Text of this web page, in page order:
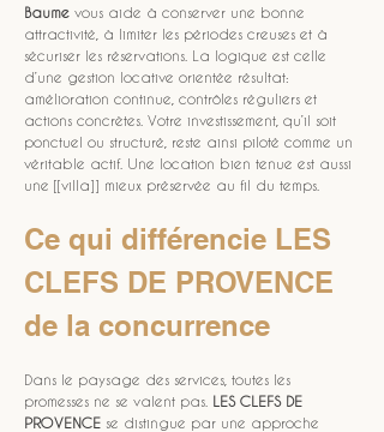
Baume vous aide à conserver une bonne
attractivité, à limiter les périodes creuses et à
sécuriser les réservations. La logique est celle
d’une gestion locative orientée résultat:
amélioration continue, contrôles réguliers et
actions concrètes. Votre investissement, qu’il soit
ponctuel ou structuré, reste ainsi piloté comme un
véritable actif. Une location bien tenue est aussi
une [[villa]] mieux préservée au fil du temps.
Ce qui différencie LES
CLEFS DE PROVENCE
de la concurrence
Dans le paysage des services, toutes les
promesses ne se valent pas. LES CLEFS DE
PROVENCE se distingue par une approche